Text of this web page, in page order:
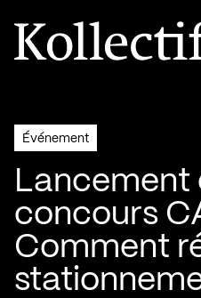
Aller à la page d'accueil
Logo Kollectif
Événement
Lancement
concours
Comment